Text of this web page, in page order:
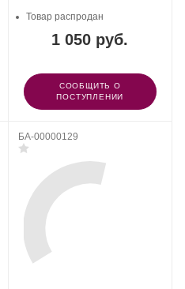
1 050 руб.
Товар распродан
СООБЩИТЬ О
ПОСТУПЛЕНИИ
БА-00000129